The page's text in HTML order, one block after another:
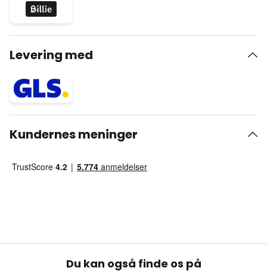
Levering med
Kundernes meninger
Du kan også finde os på